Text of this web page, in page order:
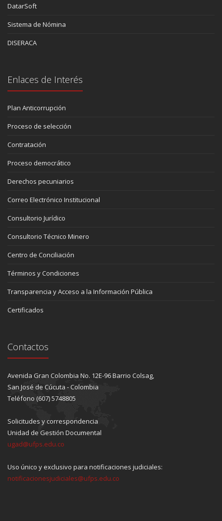
DatarSoft
Sistema de Nómina
DISERACA
Enlaces de Interés
Plan Anticorrupción
Proceso de selección
Contratación
Proceso democrático
Derechos pecuniarios
Correo Electrónico Institucional
Consultorio Jurídico
Consultorio Técnico Minero
Centro de Conciliación
Términos y Condiciones
Transparencia y Acceso a la Información Pública
Certificados
Contactos
Avenida Gran Colombia No. 12E-96 Barrio Colsag,
San José de Cúcuta - Colombia
Teléfono (607) 5748805
Solicitudes y correspondencia
Unidad de Gestión Documental
ugad@ufps.edu.co
Uso único y exclusivo para notificaciones judiciales:
notificacionesjudiciales@ufps.edu.co